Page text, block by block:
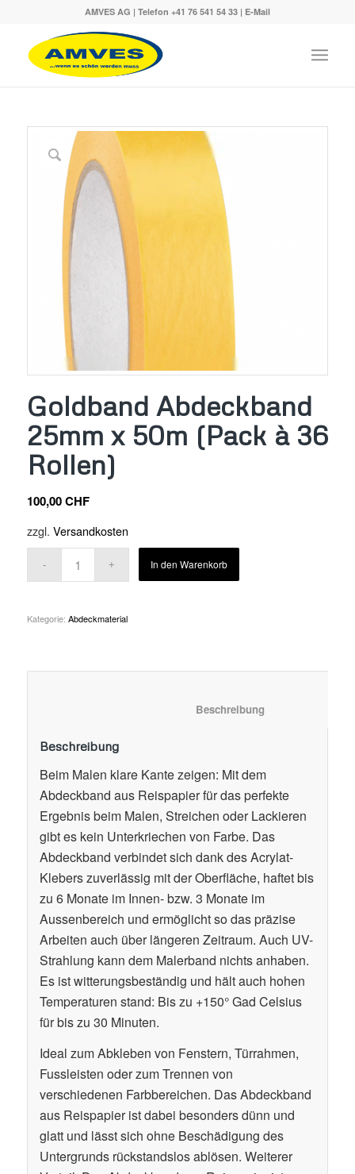
AMVES AG | Telefon +41 76 541 54 33| E-Mail
Goldband Abdeckband
25mm x 50m (Pack à 36
Rollen)
100,00CHF
zzgl. Versandkosten
In den Warenkorb
Kategorie: Abdeckmaterial
Beschreibung
Beim Malen klare Kante zeigen: Mit dem
Abdeckband aus Reispapier für das perfekte
Ergebnis beim Malen, Streichen oder Lackieren
gibt es kein Unterkriechen von Farbe. Das
Abdeckband verbindet sich dank des Acrylat-
Klebers zuverlässig mit der Oberfläche, haftet bis
zu 6 Monate im Innen- bzw. 3 Monate im
Aussenbereich und ermöglicht so das präzise
Arbeiten auch über längeren Zeitraum. Auch UV-
Strahlung kann dem Malerband nichts anhaben.
Es ist witterungsbeständig und hält auch hohen
Temperaturen stand: Bis zu +150° Gad Celsius
für bis zu 30 Minuten.
Ideal zum Abkleben von Fenstern, Türrahmen,
Fussleisten oder zum Trennen von
verschiedenen Farbbereichen. Das Abdeckband
aus Reispapier ist dabei besonders dünn und
glatt und lässt sich ohne Beschädigung des
Untergrunds rückstandslos ablösen. Weiterer